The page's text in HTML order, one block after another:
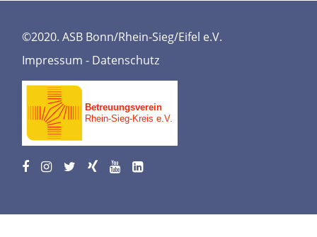
©2020. ASB Bonn/Rhein-Sieg/Eifel e.V.
Impressum - Datenschutz